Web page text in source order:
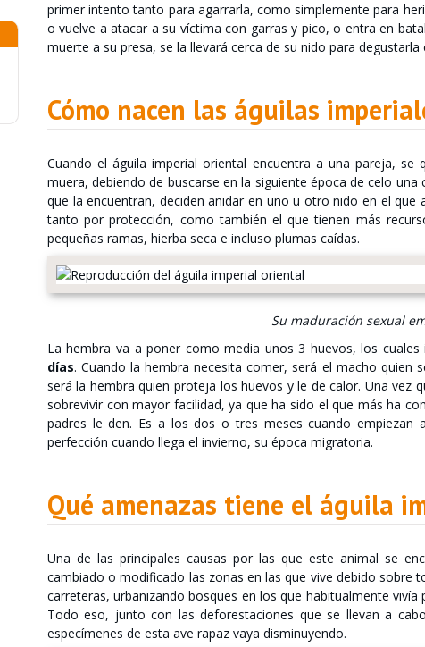
primer intento tanto para agarrarla, como simplemente para
o vuelve a atacar a su víctima con garras y pico, o entra en
muerte a su presa, se la llevará cerca de su nido para
Cómo nacen las águilas
Cuando el águila imperial oriental encuentra a una pareja,
muera, debiendo de buscarse en la siguiente época de celo
que la encuentran, deciden anidar en uno u otro nido en el
tanto por protección, como también el que tienen más
pequeñas ramas, hierba seca e incluso plumas caídas.
Su maduración sexual
La hembra va a poner como media unos 3 huevos, los cuales
días. Cuando la hembra necesita comer, será el macho quien
será la hembra quien proteja los huevos y le de calor. Una vez
sobrevivir con mayor facilidad, ya que ha sido el que más ha
padres le den. Es a los dos o tres meses cuando empiezan
perfección cuando llega el invierno, su época migratoria.
Qué amenazas tiene el águila
Una de las principales causas por las que este animal se
cambiado o modificado las zonas en las que vive debido sobre
carreteras, urbanizando bosques en los que habitualmente
Todo eso, junto con las deforestaciones que se llevan a
especímenes de esta ave rapaz vaya disminuyendo.